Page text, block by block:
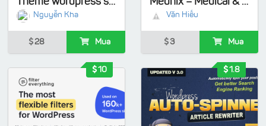
Theme wordpress shop bán tài khoản
Nguyễn Kha
28 Mua
Mednix – Medical & Health Clinic WordPress Theme
Văn Hiếu
3 Mua
10 1.8